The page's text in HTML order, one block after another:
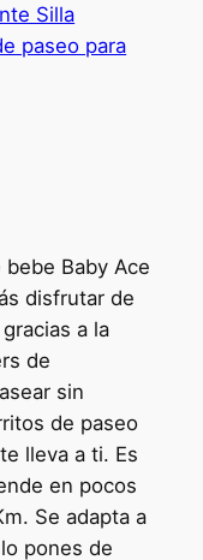
Silla
paseo para
Baby Ace
disfrutar de
a la
de
sin
de paseo
lleva a ti. Es
en pocos
Se adapta a
pones de